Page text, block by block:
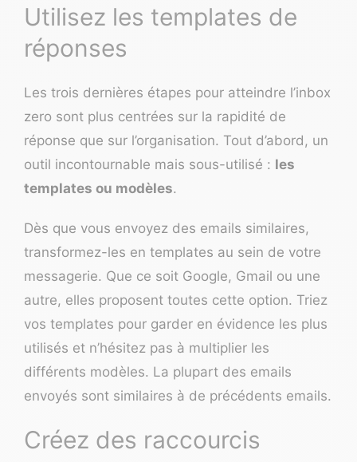
Utilisez les templates de
réponses
Les trois dernières étapes pour atteindre l’inbox
zero sont plus centrées sur la rapidité de
réponse que sur l’organisation. Tout d’abord, un
outil incontournable mais sous-utilisé : les
templates ou modèles.
Dès que vous envoyez des emails similaires,
transformez-les en templates au sein de votre
messagerie. Que ce soit Google, Gmail ou une
autre, elles proposent toutes cette option. Triez
vos templates pour garder en évidence les plus
utilisés et n’hésitez pas à multiplier les
différents modèles. La plupart des emails
envoyés sont similaires à de précédents emails.
Créez des raccourcis